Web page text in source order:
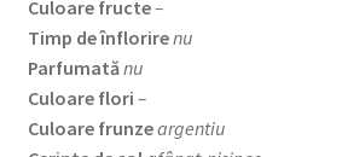
Culoare fructe–
Timp de înflorirenu
Parfumatănu
Culoare flori –
Culoare frunzeargentiu